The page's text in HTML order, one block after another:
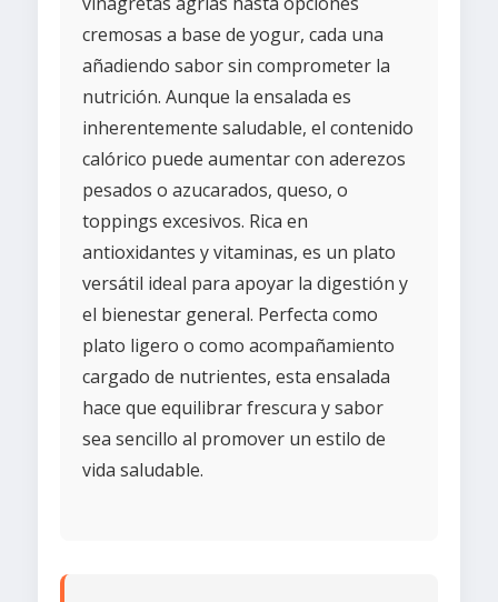
cremosas a base de yogur, cada una
añadiendo sabor sin comprometer la
nutrición. Aunque la ensalada es
inherentemente saludable, el contenido
calórico puede aumentar con aderezos
pesados o azucarados, queso, o
toppings excesivos. Rica en
antioxidantes y vitaminas, es un plato
versátil ideal para apoyar la digestión y
el bienestar general. Perfecta como
plato ligero o como acompañamiento
cargado de nutrientes, esta ensalada
hace que equilibrar frescura y sabor
sea sencillo al promover un estilo de
vida saludable.